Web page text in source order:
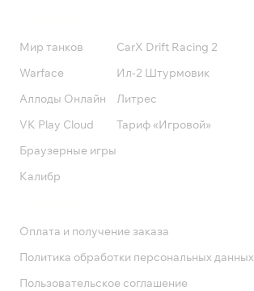
Мир танков
Warface
Аллоды Онлайн
VK Play Cloud
Браузерные игры
Калибр
CarX Drift Racing 2
Ил-2 Штурмовик
Литрес
Тариф «Игровой»
Оплата и получение заказа
Политика обработки персональных данных
Пользовательское соглашение